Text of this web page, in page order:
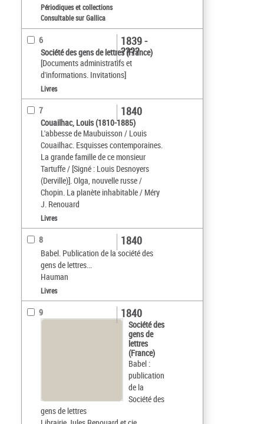
Périodiques et collections
Consultable sur Gallica
6
Société des gens de lettres (France)
[Documents administratifs et
d'informations. Invitations]
1839 -
????
Livres
7
Couailhac, Louis (1810-1885)
L'abbesse de Maubuisson / Louis
Couailhac. Esquisses contemporaines.
La grande famille de ce monsieur
Tartuffe / [Signé : Louis Desnoyers
(Derville)]. Olga, nouvelle russe /
Chopin. La planète inhabitable / Méry
J. Renouard
1840
Livres
8
Babel. Publication de la société des
gens de lettres...
Hauman
1840
Livres
9
Société des
gens de
lettres
(France)
Babel :
publication
de la
Société des
gens de lettres
1840